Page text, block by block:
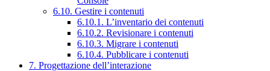
6.10. Gestire i contenuti
6.10.1. L’inventario dei contenuti
6.10.2. Revisionare i contenuti
6.10.3. Migrare i contenuti
6.10.4. Pubblicare i contenuti
7. Progettazione dell’interazione